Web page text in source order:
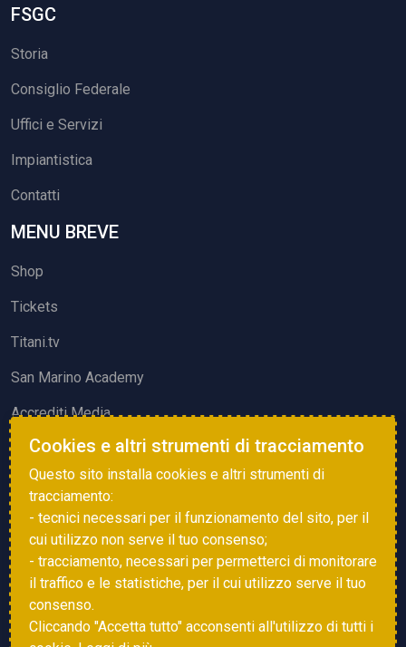
FSGC
Storia
Consiglio Federale
Uffici e Servizi
Impiantistica
Contatti
MENU BREVE
Shop
Tickets
Titani.tv
San Marino Academy
Accrediti Media
ATTIVITÀ ED EVENTI
Squadre di Calcio
Associazione Sammarinese Arbitri
Vota gol e parata
Cookies e altri strumenti di tracciamento
Questo sito installa cookies e altri strumenti di
tracciamento:
- tecnici necessari per il funzionamento del sito, per il
cui utilizzo non serve il tuo consenso;
- tracciamento, necessari per permetterci di monitorare
il traffico e le statistiche, per il cui utilizzo serve il tuo
consenso.
Cliccando "Accetta tutto" acconsenti all'utilizzo di tutti i